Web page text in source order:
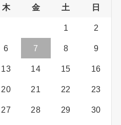
木 金 土 日
1 2
6 7 8 9
13 14 15 16
20 21 22 23
27 28 29 30